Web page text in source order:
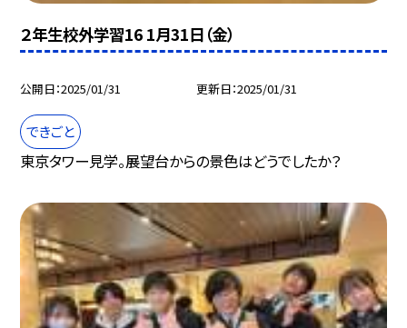
２年生校外学習16 1月31日（金）
公開日 2025/01/31 更新日 2025/01/31
できごと
東京タワー見学。展望台からの景色はどうでしたか？